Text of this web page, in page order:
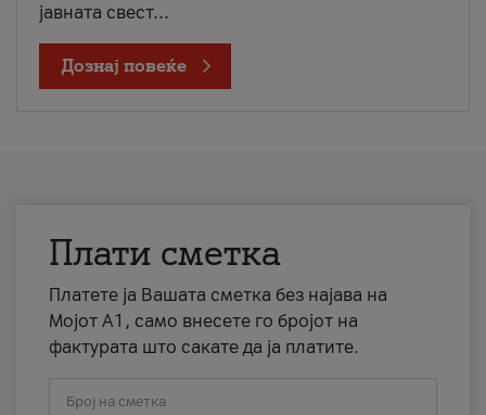
јавната свест...
Дознај повеќе
Плати сметка
Платете ја Вашата сметка без најава на
Мојот А1, само внесете го бројот на
фактурата што сакате да ја платите.
Број на сметка